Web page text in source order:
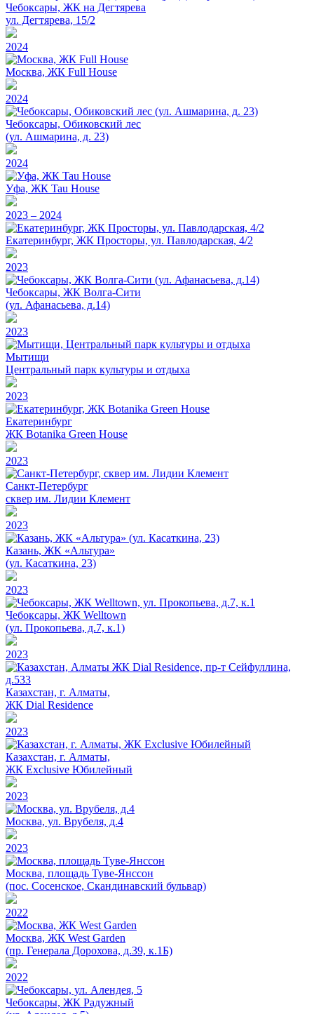
Чебоксары, ЖК на Дегтярева
ул. Дегтярева, 15/2
2024
Москва, ЖК Full House
2024
Чебоксары, Обиковский лес
(ул. Ашмарина, д. 23)
2024
Уфа, ЖК Tau House
2023 – 2024
Екатеринбург, ЖК Просторы, ул. Павлодарская, 4/2
2023
Чебоксары, ЖК Волга-Сити
(ул. Афанасьева, д.14)
2023
Мытищи
Центральный парк культуры и отдыха
2023
Екатеринбург
ЖК Botanika Green House
2023
Санкт-Петербург
сквер им. Лидии Клемент
2023
Казань, ЖК «Альтура»
(ул. Касаткина, 23)
2023
Чебоксары, ЖК Welltown
(ул. Прокопьева, д.7, к.1)
2023
Казахстан, г. Алматы,
ЖК Dial Residence
2023
Казахстан, г. Алматы,
ЖК Exclusive Юбилейный
2023
Москва, ул. Врубеля, д.4
2023
Москва, площадь Туве-Янссон
(пос. Сосенское, Скандинавский бульвар)
2022
Москва, ЖК West Garden
(пр. Генерала Дорохова, д.39, к.1Б)
2022
Чебоксары, ЖК Радужный